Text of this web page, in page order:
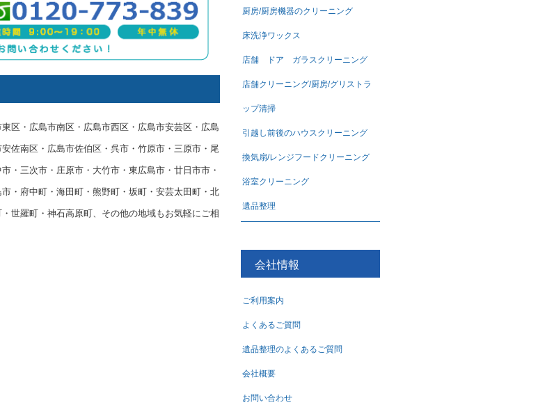
区・広島市南区・広島市西区・広島市安芸区・広島
佐南区・広島市佐伯区・呉市・竹原市・三原市・尾
・三次市・庄原市・大竹市・東広島市・廿日市市・
・府中町・海田町・熊野町・坂町・安芸太田町・北
世羅町・神石高原町、その他の地域もお気軽にご相
厨房/厨房機器のクリーニング
床洗浄ワックス
店舗 ドア ガラスクリーニング
店舗クリーニング/厨房/グリストラ
ップ清掃
引越し前後のハウスクリーニング
換気扇/レンジフードクリーニング
浴室クリーニング
遺品整理
会社情報
ご利用案内
よくあるご質問
遺品整理のよくあるご質問
会社概要
お問い合わせ